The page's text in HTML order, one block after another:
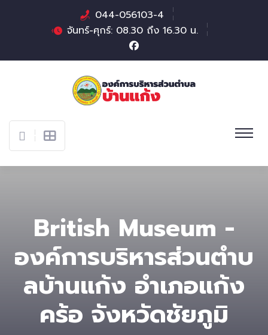
044-056103-4
จันทร์-ศุกร์: 08.30 ถึง 16.30 น.
British Museum -
องค์การบริหารส่วนตําบ
ลบ้านแก้ง อำเภอแก้ง
คร้อ จังหวัดชัยภูมิ